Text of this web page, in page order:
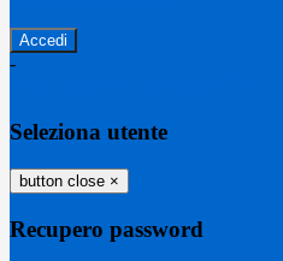
-
Seleziona utente
button close ×
Recupero password